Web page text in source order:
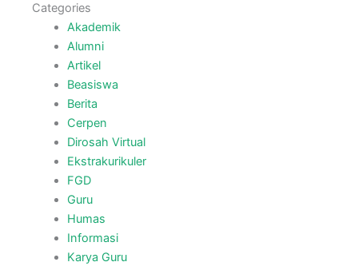
Categories
Akademik
Alumni
Artikel
Beasiswa
Berita
Cerpen
Dirosah Virtual
Ekstrakurikuler
FGD
Guru
Humas
Informasi
Karya Guru